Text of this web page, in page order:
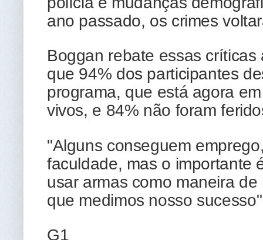
ano passado, os crimes
Boggan rebate essas
que 94% dos participantes
programa, que está agora
vivos, e 84% não foram
"Alguns conseguem
faculdade, mas o importante
usar armas como maneira
que medimos nosso
G1